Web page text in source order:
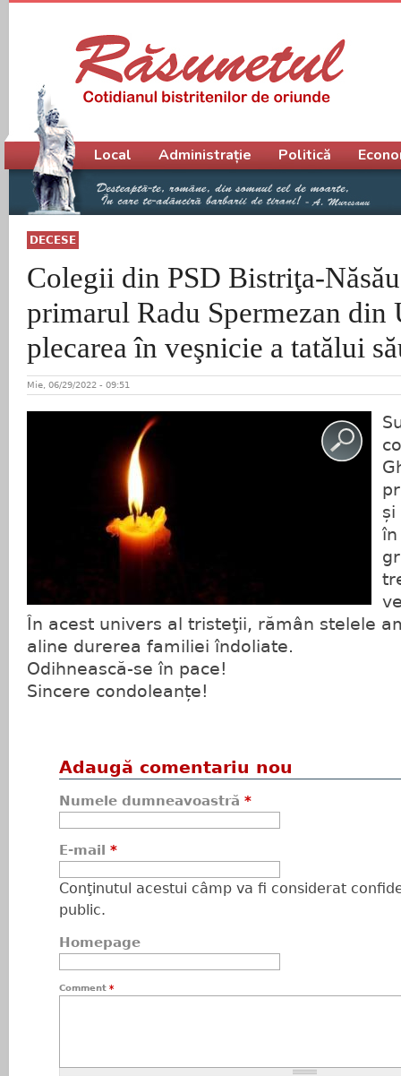
DECESE
Colegii din PSD Bistriţa-
primarul Radu Spermezan din
plecarea în veşnicie a tatălui
Mie, 06/29/2022 - 09:51
și
în
În acest univers al tristeţii, rămân stelele
aline durerea familiei îndoliate.
Odihnească-se în pace!
Sincere condoleanțe!
Adaugă comentariu nou
Numele dumneavoastră *
E-mail *
Conţinutul acestui câmp va fi considerat
public.
Homepage
Comment *
Meniu principal
Local Administrație Politică